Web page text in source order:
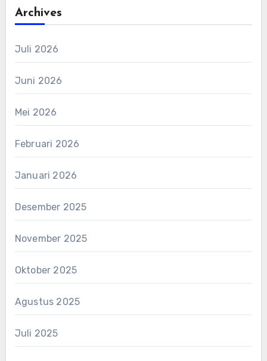
Archives
Juli 2026
Juni 2026
Mei 2026
Februari 2026
Januari 2026
Desember 2025
November 2025
Oktober 2025
Agustus 2025
Juli 2025